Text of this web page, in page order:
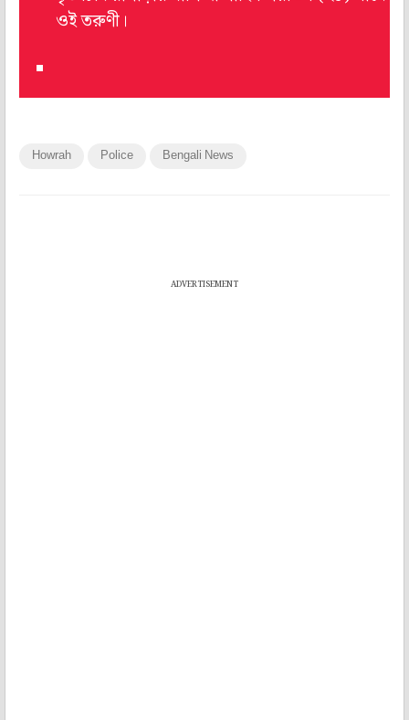
ওই তরুণী।
Howrah Police Bengali News
ADVERTISEMENT